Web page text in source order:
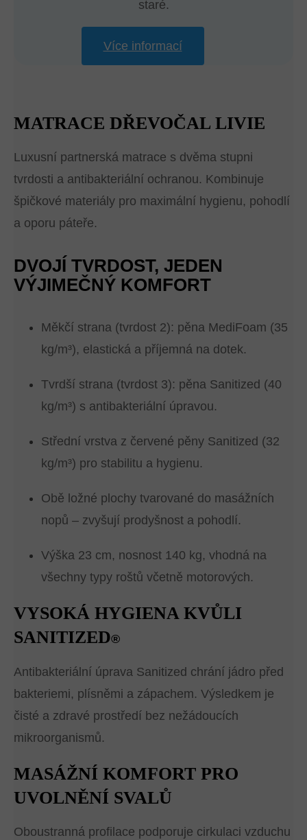
staré.
Více informací
MATRACE DŘEVOČAL LIVIE
Luxusní partnerská matrace s dvěma stupni
tvrdosti a antibakteriální ochranou. Kombinuje
špičkové materiály pro maximální hygienu, pohodlí
a oporu páteře.
DVOJÍ TVRDOST, JEDEN
VÝJIMEČNÝ KOMFORT
Měkčí strana (tvrdost 2): pěna MediFoam (35
kg/m³), elastická a příjemná na dotek.
Tvrdší strana (tvrdost 3): pěna Sanitized (40
kg/m³) s antibakteriální úpravou.
Střední vrstva z červené pěny Sanitized (32
kg/m³) pro stabilitu a hygienu.
Obě ložné plochy tvarované do masážních
nopů – zvyšují prodyšnost a pohodlí.
Výška 23 cm, nosnost 140 kg, vhodná na
všechny typy roštů včetně motorových.
VYSOKÁ HYGIENA KVŮLI
SANITIZED®
Antibakteriální úprava Sanitized chrání jádro před
bakteriemi, plísněmi a zápachem. Výsledkem je
čisté a zdravé prostředí bez nežádoucích
mikroorganismů.
MASÁŽNÍ KOMFORT PRO
UVOLNĚNÍ SVALŮ
Oboustranná profilace podporuje cirkulaci vzduchu